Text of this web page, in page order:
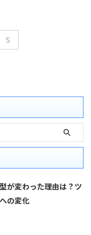
5
が変わった理由は？ツ
の変化